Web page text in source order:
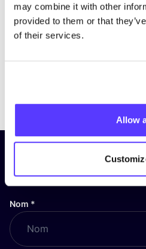
may combine it with other
provided to them or that
of their services.
Allow
Inscrivez-vous à
d’information et
Nom *